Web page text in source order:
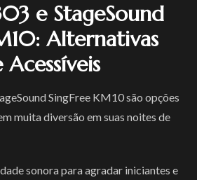
e StageSound
Alternativas
SingFree KM10 são opções
muita diversão em suas noites de
sonora para agradar iniciantes e